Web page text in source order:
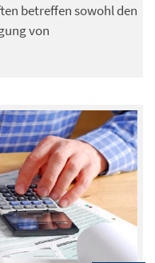
betreffen sowohl den
von